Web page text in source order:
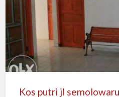
semolowaru
utara
1
no
63